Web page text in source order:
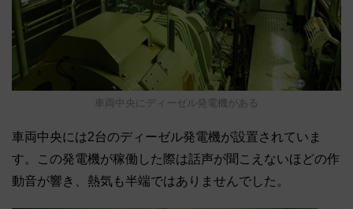
車両中央にディーゼル発電機がある
車両中央には2台のディーゼル発電機が設置されていま
す。この発電機が稼働した際は話声が聞こえないほどの作
動音が響き、熱気も半端ではありませんでした。